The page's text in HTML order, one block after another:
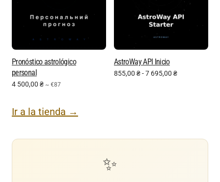
Pronóstico astrológico
personal
4 500,00 ₴ ~ €87
AstroWay API Inicio
855,00 ₴-7 695,00 ₴
Ir a la tienda →
✨